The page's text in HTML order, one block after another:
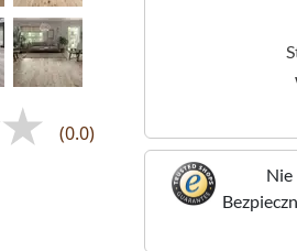
(0.0)
Nie